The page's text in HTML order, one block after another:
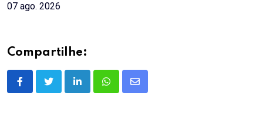
07 ago. 2026
Compartilhe:
LinkedInWhatsappShare